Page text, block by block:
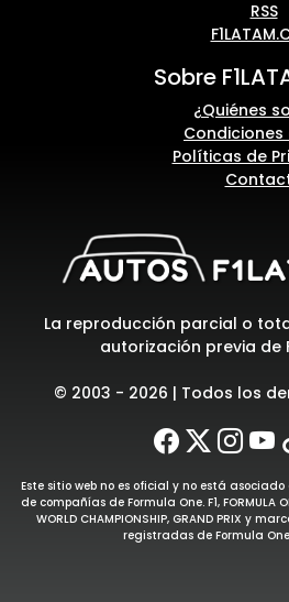
RSS
Sobre
¿Quiénes
Condiciones
Políticas de
La reproducción parcial o
autorización previa de
© 2003 - 2026 | Todos los
Este sitio web no es oficial y no está
de compañías de Formula One. F1, FORMULA
WORLD CHAMPIONSHIP, GRAND PRIX y
registradas de Formula One